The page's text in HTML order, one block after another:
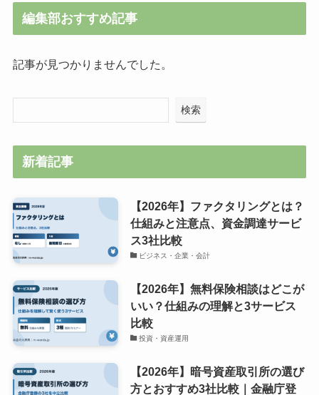
編集部おすすめ記事
記事が見つかりませんでした。
検索
新着記事
【2026年】ファクタリングとは？
仕組みと注意点、資金調達サービ
ス3社比較
ビジネス・企業・会計
【2026年】無料保険相談はどこが
いい？仕組みの理解と3サービス
比較
投資・資産運用
【2026年】暗号資産取引所の選び
方とおすすめ3社比較｜金融庁登